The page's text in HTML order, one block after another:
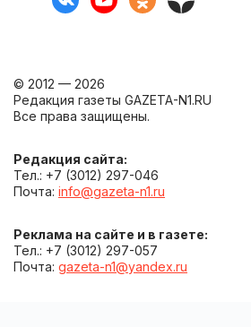
© 2012 — 2026
Редакция газеты GAZETA-N1.RU
Все права защищены.
Редакция сайта:
Тел.: +7 (3012) 297-046
Почта: info@gazeta-n1.ru
Реклама на сайте и в газете:
Тел.: +7 (3012) 297-057
Почта: gazeta-n1@yandex.ru